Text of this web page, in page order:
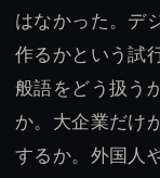
はなかった。デ
作るかという試
般語をどう扱う
か。大企業だけ
するか。外国人